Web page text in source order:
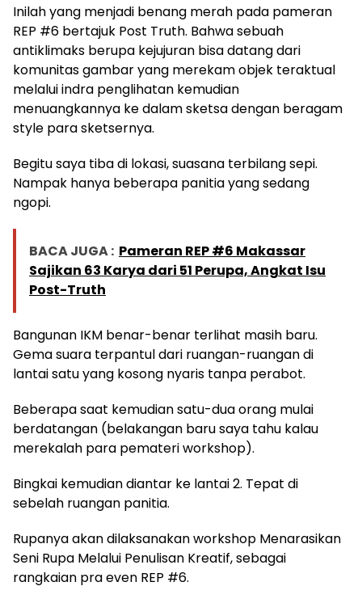
Inilah yang menjadi benang merah pada pameran
REP #6 bertajuk Post Truth. Bahwa sebuah
antiklimaks berupa kejujuran bisa datang dari
komunitas gambar yang merekam objek teraktual
melalui indra penglihatan kemudian
menuangkannya ke dalam sketsa dengan beragam
style para sketsernya.
Begitu saya tiba di lokasi, suasana terbilang sepi.
Nampak hanya beberapa panitia yang sedang
ngopi.
BACA JUGA : Pameran REP #6 Makassar
Sajikan 63 Karya dari 51 Perupa, Angkat Isu
Post-Truth
Bangunan IKM benar-benar terlihat masih baru.
Gema suara terpantul dari ruangan-ruangan di
lantai satu yang kosong nyaris tanpa perabot.
Beberapa saat kemudian satu-dua orang mulai
berdatangan (belakangan baru saya tahu kalau
merekalah para pemateri workshop).
Bingkai kemudian diantar ke lantai 2. Tepat di
sebelah ruangan panitia.
Rupanya akan dilaksanakan workshop Menarasikan
Seni Rupa Melalui Penulisan Kreatif, sebagai
rangkaian pra even REP #6.